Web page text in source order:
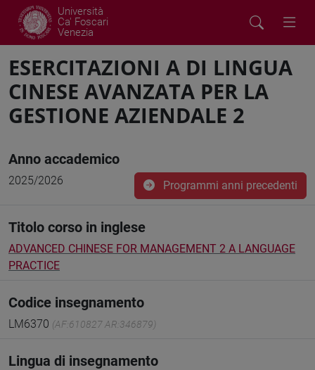
Università
Ca' Foscari
Venezia
ESERCITAZIONI A DI LINGUA
CINESE AVANZATA PER LA
GESTIONE AZIENDALE 2
Anno accademico
2025/2026 Programmi anni precedenti
Titolo corso in inglese
ADVANCED CHINESE FOR MANAGEMENT 2 A LANGUAGE
PRACTICE
Codice insegnamento
LM6370 (AF:610827 AR:346879)
Lingua di insegnamento